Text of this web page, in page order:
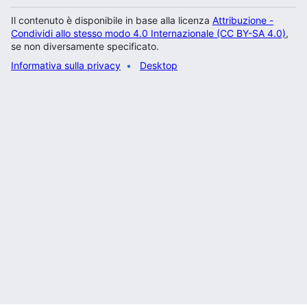
Il contenuto è disponibile in base alla licenza Attribuzione -
Condividi allo stesso modo 4.0 Internazionale (CC BY-SA 4.0),
se non diversamente specificato.
Informativa sulla privacy
Desktop